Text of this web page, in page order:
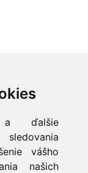
a ďalšie
vášho
našich
webových